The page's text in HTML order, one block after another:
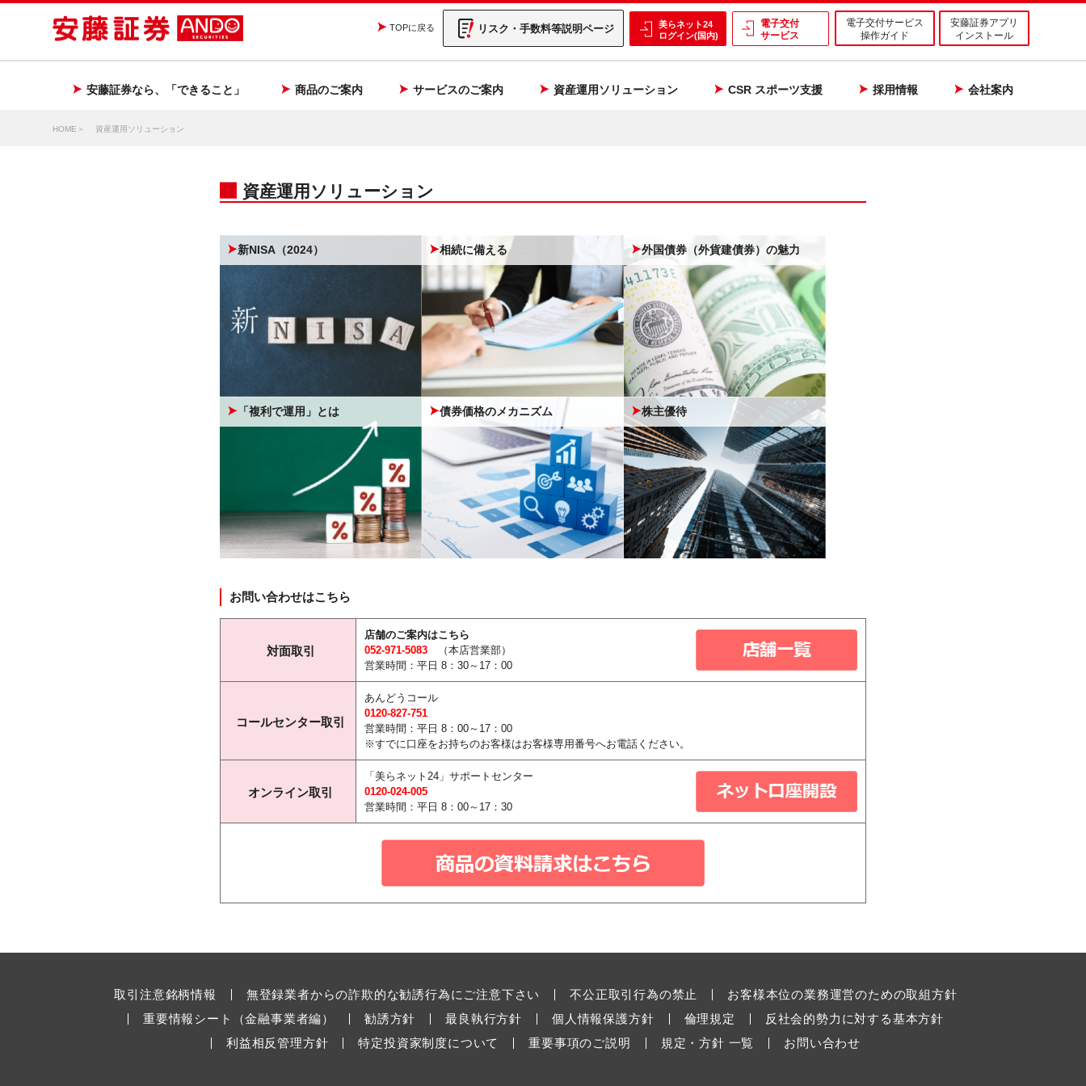
TOPに戻る リスク・手数料等説明ページ
美らネット24
ログイン(国内)
電子交付
サービス
電子交付サービス
操作ガイド
安藤証券アプリ
インストール
安藤証券なら、「できること」 商品のご案内 サービスのご案内 資産運用ソリューション CSR スポーツ支援 採用情報 会社案内
HOME 資産運用ソリューション
資産運用ソリューション
新NISA（2024） 相続に備える 外国債券（外貨建債券）の魅力
「複利で運用」とは 債券価格のメカニズム 株主優待
お問い合わせはこちら
対面取引
店舗のご案内はこちら
052-971-5083 （本店営業部）
営業時間：平日 8：30～17：00
コールセンター取引
あんどうコール
0120-827-751
営業時間：平日 8：00～17：00
※すでに口座をお持ちのお客様はお客様専用番号へお電話ください。
オンライン取引
「美らネット24」サポートセンター
0120-024-005
営業時間：平日 8：00～17：30
取引注意銘柄情報 無登録業者からの詐欺的な勧誘行為にご注意下さい 不公正取引行為の禁止
お客様本位の業務運営のための取組方針
重要情報シート（金融事業者編）
勧誘方針 最良執行方針 個人情報保護方針 倫理規定
反社会的勢力に対する基本方針
利益相反管理方針
特定投資家制度について 重要事項のご説明 規定・方針 一覧 お問い合わせ